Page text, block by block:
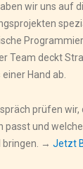
wir uns auf
Team deckt
Hand ab.
prüfen wir,
passt und
bringen. → Jetzt